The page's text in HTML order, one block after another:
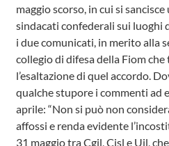
maggio scorso, in cui si
sindacati confederali sui luoghi
i due comunicati, in merito alla
collegio di difesa della Fiom
l’esaltazione di quel accordo.
qualche stupore i commenti ad
aprile: “Non si può non
affossi e renda evidente
31 maggio tra Cgil, Cisl e Uil,